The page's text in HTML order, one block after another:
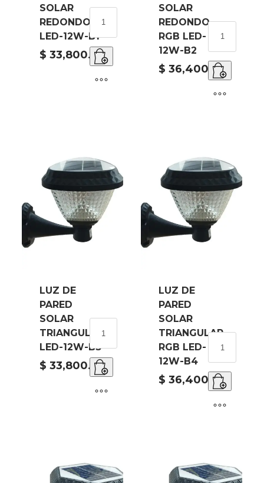
SOLAR
REDONDO
LED-12W-B1
$ 33,800.00
DE
PARED
SOLAR
REDONDO
LED-
SOLAR
REDONDO
RGB LED-
12W-B2
$ 36,400.00
LUZ
PARED
SOLAR
REDONDO
RGB
LUZ DE
PARED
SOLAR
TRIANGULAR
LED-12W-B3
$ 33,800.00
DE
PARED
SOLAR
TRIANGULAR
LED-
LUZ DE
PARED
SOLAR
TRIANGULAR
RGB LED-
12W-B4
$ 36,400.00
LUZ
PARED
SOLAR
TRIANGULAR
RGB